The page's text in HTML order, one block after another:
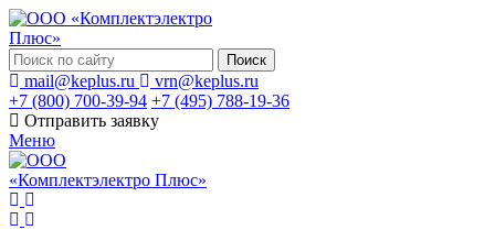
Поиск
mail@keplus.ru
vrn@keplus.ru
+7 (800) 700-39-94 +7 (495) 788-19-36
Отправить заявку
Меню